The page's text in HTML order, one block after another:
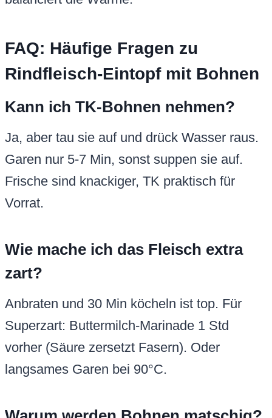
FAQ: Häufige Fragen zu
Rindfleisch-Eintopf mit Bohnen
Kann ich TK-Bohnen nehmen?
Ja, aber tau sie auf und drück Wasser raus.
Garen nur 5-7 Min, sonst suppen sie auf.
Frische sind knackiger, TK praktisch für
Vorrat.
Wie mache ich das Fleisch extra
zart?
Anbraten und 30 Min köcheln ist top. Für
Superzart: Buttermilch-Marinade 1 Std
vorher (Säure zersetzt Fasern). Oder
langsames Garen bei 90°C.